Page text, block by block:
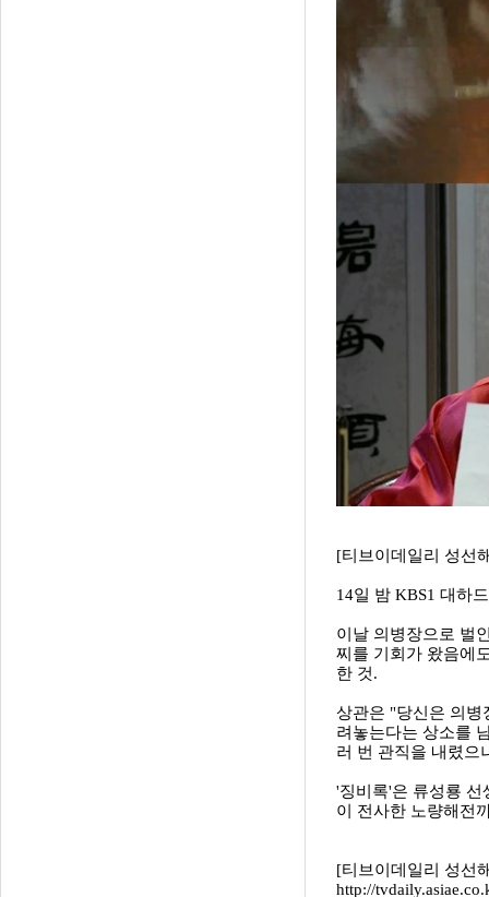
[티브이데일리 성선
14일 밤 KBS1 대하
이날 의병장으로 벌
찌를 기회가 왔음에
한 것.
상관은 "당신은 의병
려놓는다는 상소를
러 번 관직을 내렸으
'징비록'은 류성룡 선
이 전사한 노량해전
[티브이데일리 성선
http://